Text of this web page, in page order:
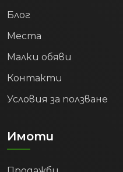
Блог
Места
Малки обяви
Контакти
Условия за ползване
Имоти